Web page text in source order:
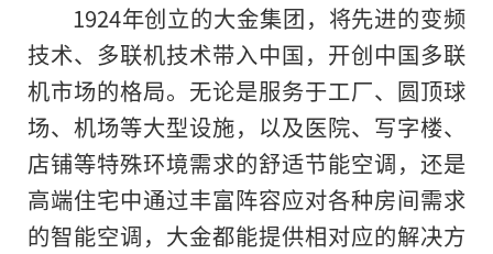
1924年创立的大金集团，将先进的变频
技术、多联机技术带入中国，开创中国多联
机市场的格局。无论是服务于工厂、圆顶球
场、机场等大型设施，以及医院、写字楼、
店铺等特殊环境需求的舒适节能空调，还是
高端住宅中通过丰富阵容应对各种房间需求
的智能空调，大金都能提供相对应的解决方